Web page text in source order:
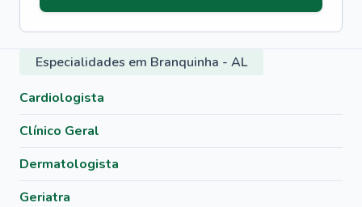
Especialidades em Branquinha - AL
Cardiologista
Clínico Geral
Dermatologista
Geriatra